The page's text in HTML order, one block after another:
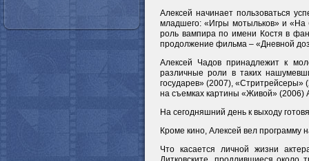
Алексей начинает пользоваться
младшего: «Игры мотыльков» и «На
роль вампира по имени Костя в
продолжение фильма – «Дневной
Алексей Чадов принадлежит к
различные роли в таких
государев» (2007), «Стритрейсеры»
на съемках картины «Живой» (2006)
На сегодняшний день к выходу
Кроме кино, Алексей вел программу
Что касается личной жизни